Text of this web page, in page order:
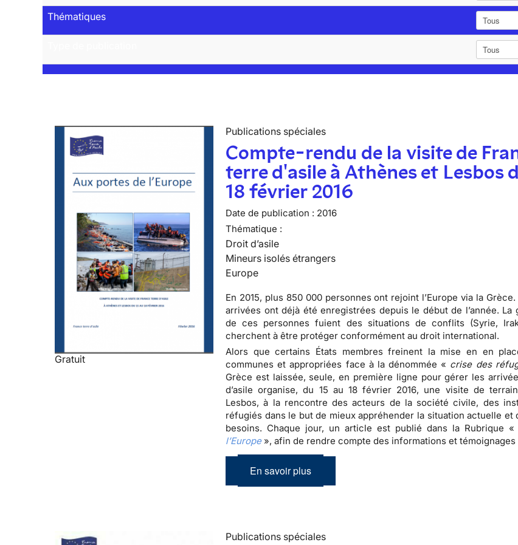
Thématiques
Gratuit
Publications spéciales
Compte-rendu de la visite de
terre d'asile à Athènes et Lesbos
18 février 2016
Date de publication : 2016
Thématique :
Droit d’asile
Mineurs isolés étrangers
Europe
En 2015, plus 850 000 personnes ont rejoint l’Europe via la
arrivées ont déjà été enregistrées depuis le début de l’année. La
de ces personnes fuient des situations de conflits (Syrie,
cherchent à être protéger conformément au droit international.
Alors que certains États membres freinent la mise en en
communes et appropriées face à la dénommée « crise des
Grèce est laissée, seule, en première ligne pour gérer les
d’asile organise, du 15 au 18 février 2016, une visite de
Lesbos, à la rencontre des acteurs de la société civile, des
réfugiés dans le but de mieux appréhender la situation actuelle et
besoins. Chaque jour, un article est publié dans la Rubrique
l’Europe», afin de rendre compte des informations et
En savoir plus
Publications spéciales